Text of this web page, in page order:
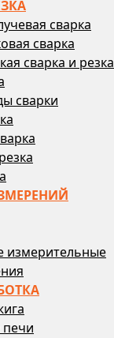
сварка
сварка
сварка и резка
сварки
измерительные
печи